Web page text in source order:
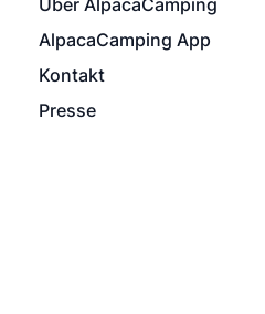
AlpacaCamping App
Kontakt
Presse